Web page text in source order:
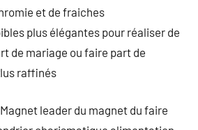
et de fraiches
plus élégantes pour réaliser de
de mariage ou faire part de
raffinés
leader du magnet du faire